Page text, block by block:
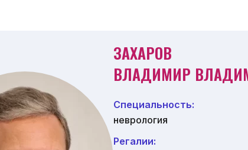
ЗАХАРОВ
ВЛАДИМИР
Специальность:
неврология
Регалии: